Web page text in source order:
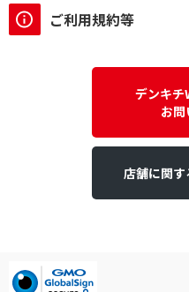
ご利用規約等
デンキチ
お
店舗に関